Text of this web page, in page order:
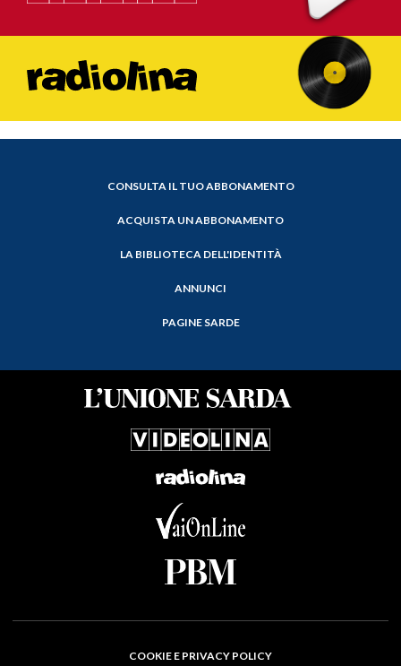
CONSULTA IL TUO ABBONAMENTO
ACQUISTA UN ABBONAMENTO
LA BIBLIOTECA DELL'IDENTITÀ
ANNUNCI
PAGINE SARDE
COOKIE E PRIVACY POLICY